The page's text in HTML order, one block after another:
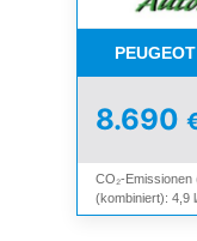
8.690
CO₂-
(kombiniert): 4,9